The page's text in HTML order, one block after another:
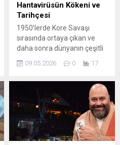
Hantavirüsün Kökeni ve
Tarihçesi
1950’lerde Kore Savaşı
sırasında ortaya çıkan ve
daha sonra dünyanın çeşitli
bölgelerine yayılan
Hantavirüs, askerî
koşulların birleşimiyle ciddi
salgınlara yol açtı. Virüsün ilk
büyük kayıtlı etkileri,
Amerikan askerleri arasında
ani yüksek ateş, iç kanama
ve böbrek yetmezliği olarak
09.05.2026 0 17